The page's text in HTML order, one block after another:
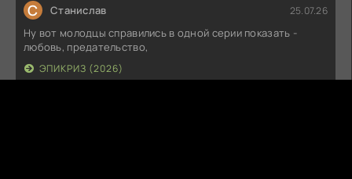
С Станислав 25.07.26
Ну вот молодцы справились в одной серии показать -
любовь, предательство,
ЭПИКРИЗ (2026)